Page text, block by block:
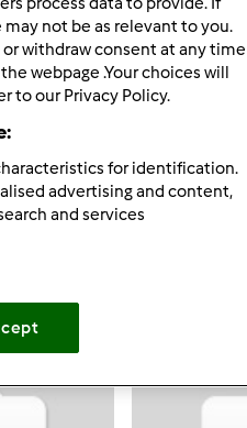
por:
not be as relevant to you.
withdraw consent at any time
webpage .Your choices will
to our Privacy Policy.
for identification.
advertising and content,
and services